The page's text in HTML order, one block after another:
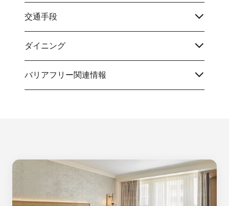
交通手段
ダイニング
バリアフリー関連情報